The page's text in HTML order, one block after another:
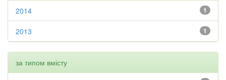
1
2014
1
2013
за типом вмісту